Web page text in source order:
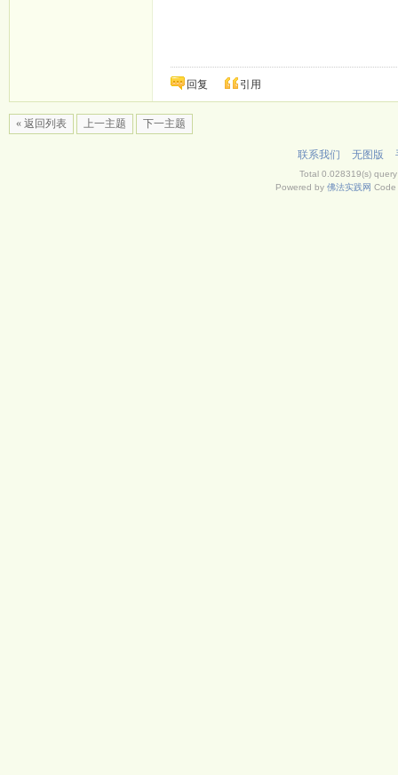
回复 引用
« 返回列表 上一主题 下一主题
联系我们 无图版
Total 0.028319(s)
Powered by 佛法实践网